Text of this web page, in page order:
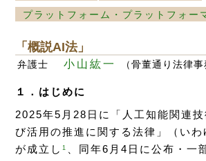
プラットフォーム・プラットフォー
「概説AI法」
弁護士 小山紘一 （骨董通り法律
１．はじめに
2025年5月28日に「人工知能関連技
び活用の推進に関する法律」（いわ
が成立し1
、同年6月4日に公布・一